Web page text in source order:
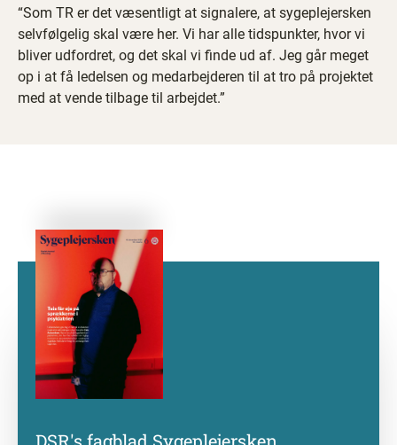
“Som TR er det væsentligt at signalere, at sygeplejersken
selvfølgelig skal være her. Vi har alle tidspunkter, hvor vi
bliver udfordret, og det skal vi finde ud af. Jeg går meget
op i at få ledelsen og medarbejderen til at tro på projektet
med at vende tilbage til arbejdet.”